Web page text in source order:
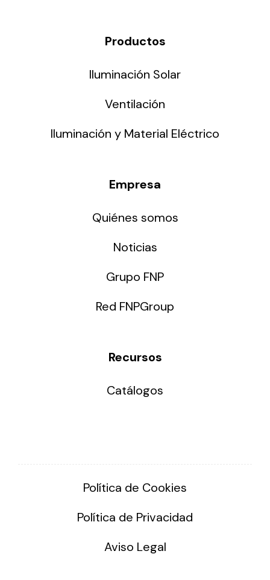
Productos
Iluminación Solar
Ventilación
Iluminación y Material Eléctrico
Empresa
Quiénes somos
Noticias
Grupo FNP
Red FNPGroup
Recursos
Catálogos
Política de Cookies
Política de Privacidad
Aviso Legal